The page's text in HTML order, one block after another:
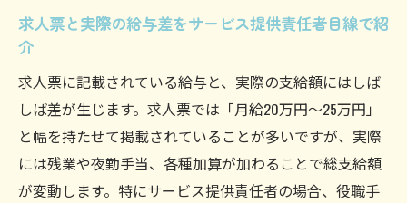
サービス提供責任者の時給アップに役立つ
知識
手当込みのサービス提供責任者時給相場を
理解する
収入アップを叶える実例ポイント集
サービス提供責任者の収入アップ成功事例
を紹介
求人票と実際の給与差をサービス提供責任者目線で紹
介
求人票に記載されている給与と、実際の支給額にはしば
しば差が生じます。求人票では「月給20万円～25万円」
と幅を持たせて掲載されていることが多いですが、実際
には残業や夜勤手当、各種加算が加わることで総支給額
が変動します。特にサービス提供責任者の場合、役職手